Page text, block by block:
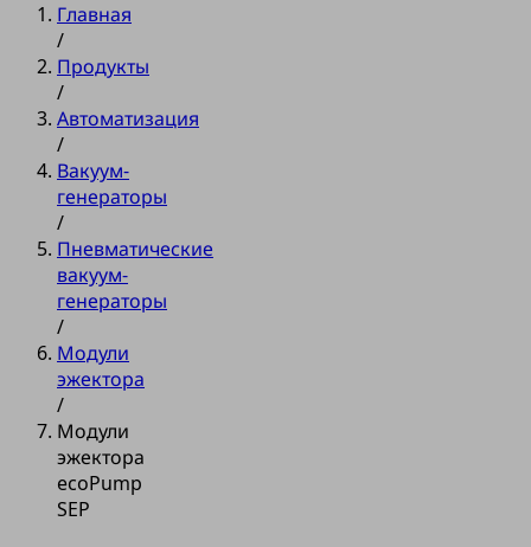
Главная
/
Продукты
/
Автоматизация
/
Вакуум-
генераторы
/
Пневматические
вакуум-
генераторы
/
Модули
эжектора
/
Модули
эжектора
ecoPump
SEP